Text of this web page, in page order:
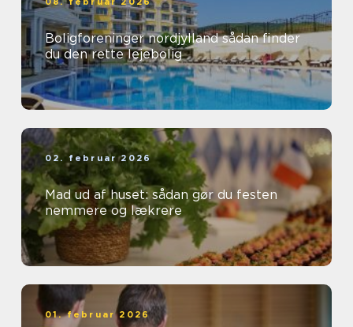
Boligforeninger nordjylland sådan finder
du den rette lejebolig
02. februar 2026
Mad ud af huset: sådan gør du festen
nemmere og lækrere
01. februar 2026